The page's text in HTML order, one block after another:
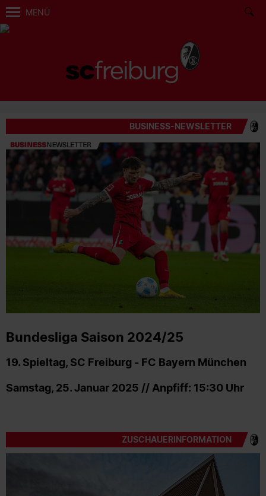
MENÜ
BUSINESS-NEWSLETTER
Bundesliga Saison 2024/25
19. Spieltag, SC Freiburg - FC Bayern München
Samstag, 25. Januar 2025 // Anpfiff: 15:30 Uhr
ZUSCHAUERINFORMATION